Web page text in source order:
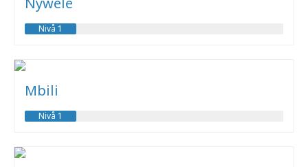
Nivå 1
Mbili
Nivå 1